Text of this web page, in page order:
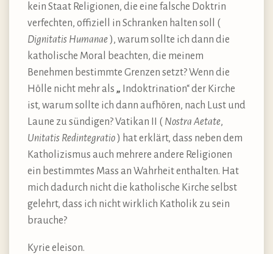
kein Staat Religionen, die eine falsche Doktrin
verfechten, offiziell in Schranken halten soll (
Dignitatis Humanae), warum sollte ich dann die
katholische Moral beachten, die meinem
Benehmen bestimmte Grenzen setzt? Wenn die
Hölle nicht mehr als „ Indoktrination“ der Kirche
ist, warum sollte ich dann aufhören, nach Lust und
Laune zu sündigen? Vatikan II ( Nostra Aetate,
Unitatis Redintegratio) hat erklärt, dass neben dem
Katholizismus auch mehrere andere Religionen
ein bestimmtes Mass an Wahrheit enthalten. Hat
mich dadurch nicht die katholische Kirche selbst
gelehrt, dass ich nicht wirklich Katholik zu sein
brauche?
Kyrie eleison.